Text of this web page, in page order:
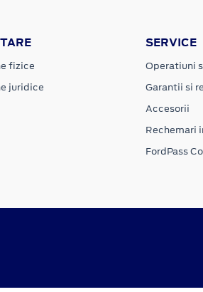
fizice
juridice
SERVICE
Operatiuni
Garantii si
Accesorii
Rechemari
FordPass